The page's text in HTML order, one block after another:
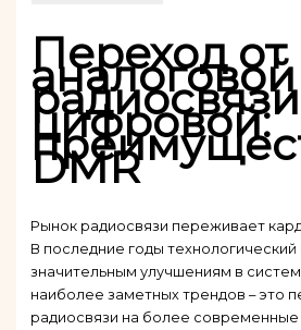
Переход от
аналоговой
цифровой:
DMR
Рынок радиосвязи переживает
В последние годы
значительным улучшениям в
наиболее заметных трендов – это
радиосвязи на более